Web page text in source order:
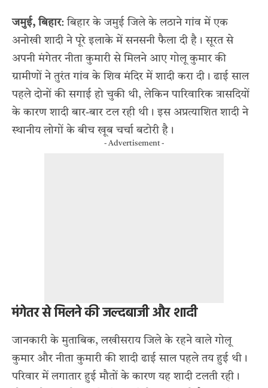
जमुई, बिहार: बिहार के जमुई जिले के लठाने गांव में एक
अनोखी शादी ने पूरे इलाके में सनसनी फैला दी है। सूरत से
अपनी मंगेतर नीता कुमारी से मिलने आए गोलू कुमार की
ग्रामीणों ने तुरंत गांव के शिव मंदिर में शादी करा दी। ढाई साल
पहले दोनों की सगाई हो चुकी थी, लेकिन पारिवारिक त्रासदियों
के कारण शादी बार-बार टल रही थी। इस अप्रत्याशित शादी ने
स्थानीय लोगों के बीच खूब चर्चा बटोरी है।
- Advertisement -
मंगेतर से मिलने की जल्दबाजी और शादी
जानकारी के मुताबिक, लखीसराय जिले के रहने वाले गोलू
कुमार और नीता कुमारी की शादी ढाई साल पहले तय हुई थी।
परिवार में लगातार हुई मौतों के कारण यह शादी टलती रही।